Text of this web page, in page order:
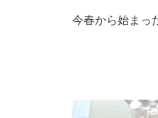
今春から始まっ